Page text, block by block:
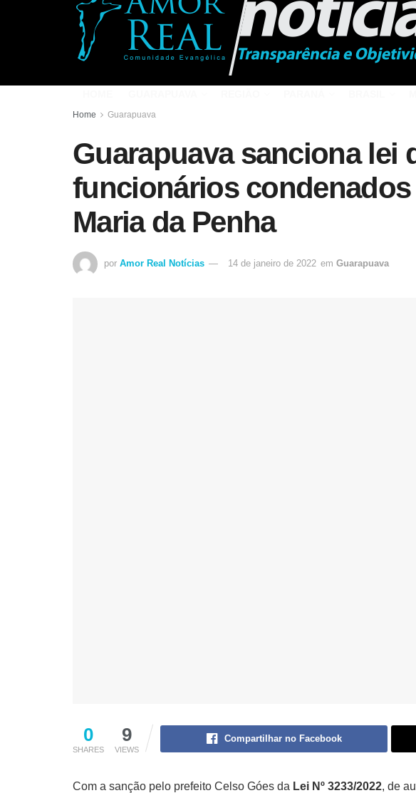
Home Guarapuava
Guarapuava sanciona lei
funcionários
Maria da Penha
por Amor Real Notícias 14 de janeiro de 2022 em Guarapuava
0
SHARES
9
VIEWS
Compartilhar no Facebook
Com a sanção pelo prefeito Celso Góes da Lei Nº 3233/2022, de